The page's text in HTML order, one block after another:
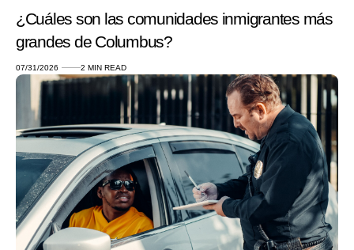
¿Cuáles son las comunidades inmigrantes más
grandes de Columbus?
07/31/2026 2 MIN READ